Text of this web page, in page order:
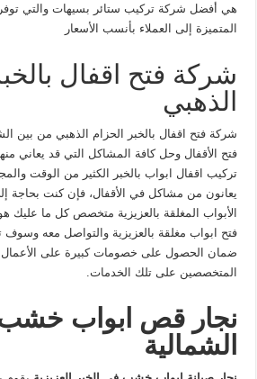
هي أفضل شركة تركيب ستائر بسيهات والتي توفر
المتميزة إلى العملاء بأنسب الأسعار
شركة فتح اقفال
الذهبي
شركة فتح اقفال بالخبر الحزام الذهبي من بين
فتح الأقفال وحل كافة المشاكل التي قد يعاني منها
تركيب اقفال ابواب بالخبر الكثير من الوقت
يعانون من مشاكل في الأقفال، فإن كنت بحاجة
الأبواب المغلقة بالعزيزية متخصص كل ما
فتح ابواب مغلقة بالعزيزية والتواصل معه
ضمان الحصول على خصومات كبيرة على
المتخصصين على تلك الخدمات.
نجار قص ابواب خشب
الشمالية